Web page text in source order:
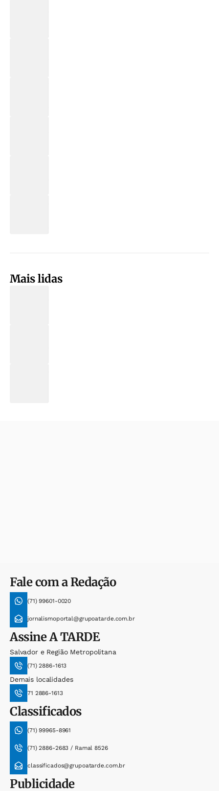
Mais lidas
Fale com a Redação
(71) 99601-0020
jornalismoportal@grupoatarde.com.br
AssineA TARDE
Salvador e Região Metropolitana
(71) 2886-1613
Demais localidades
71 2886-1613
Classificados
(71) 99965-8961
(71) 2886-2683 / Ramal 8526
classificados@grupoatarde.com.br
Publicidade